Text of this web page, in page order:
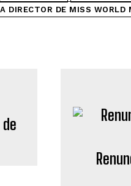
DIRECTOR DE MISS WORLD